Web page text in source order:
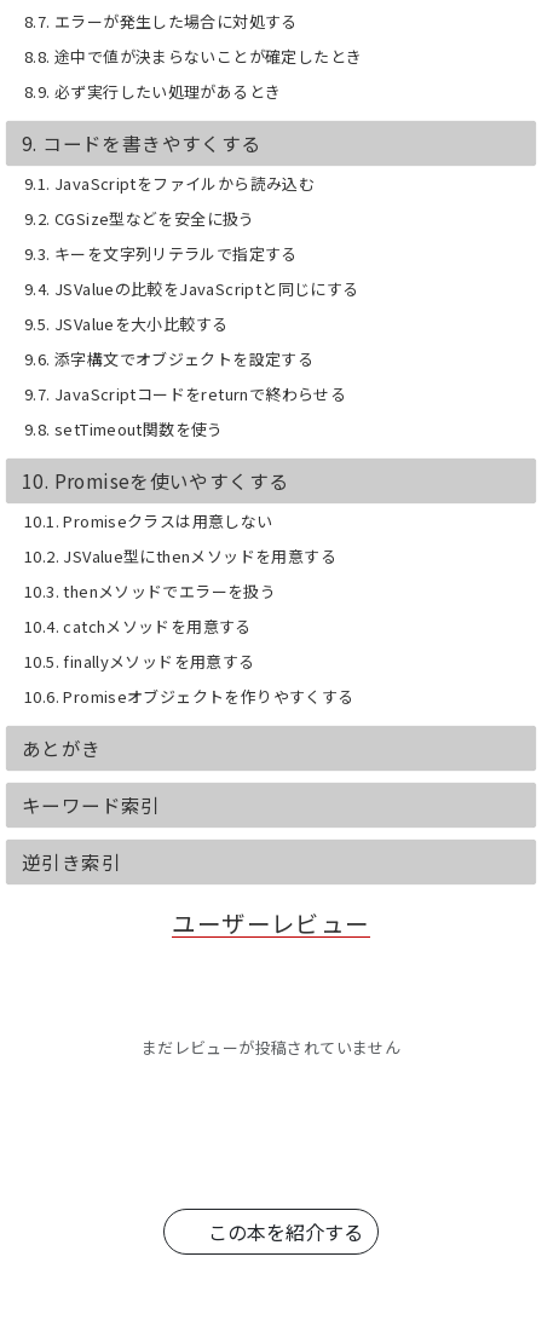
8.7. エラーが発生した場合に対処する
8.8. 途中で値が決まらないことが確定したとき
8.9. 必ず実行したい処理があるとき
9. コードを書きやすくする
9.1. JavaScriptをファイルから読み込む
9.2. CGSize型などを安全に扱う
9.3. キーを文字列リテラルで指定する
9.4. JSValueの比較をJavaScriptと同じにする
9.5. JSValueを大小比較する
9.6. 添字構文でオブジェクトを設定する
9.7. JavaScriptコードをreturnで終わらせる
9.8. setTimeout関数を使う
10. Promiseを使いやすくする
10.1. Promiseクラスは用意しない
10.2. JSValue型にthenメソッドを用意する
10.3. thenメソッドでエラーを扱う
10.4. catchメソッドを用意する
10.5. finallyメソッドを用意する
10.6. Promiseオブジェクトを作りやすくする
あとがき
キーワード索引
逆引き索引
ユーザーレビュー
まだレビューが投稿されていません
この本を紹介する